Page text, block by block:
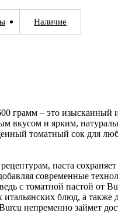
Наличие
грамм – это
вкусом и ярким,
томатный сок для
паста
современные
с томатной пастой
блюд, а
непременно займет